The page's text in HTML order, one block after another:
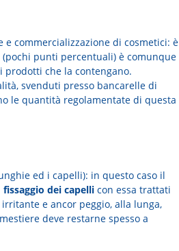
commercializzazione di cosmetici: è
punti percentuali) è comunque
prodotti che la contengano.
svenduti presso bancarelle di
le quantità regolamentate di questa
ed i capelli): in questo caso il
fissaggio dei capellicon essa trattati
e ancor peggio, alla lunga,
deve restarne spesso a